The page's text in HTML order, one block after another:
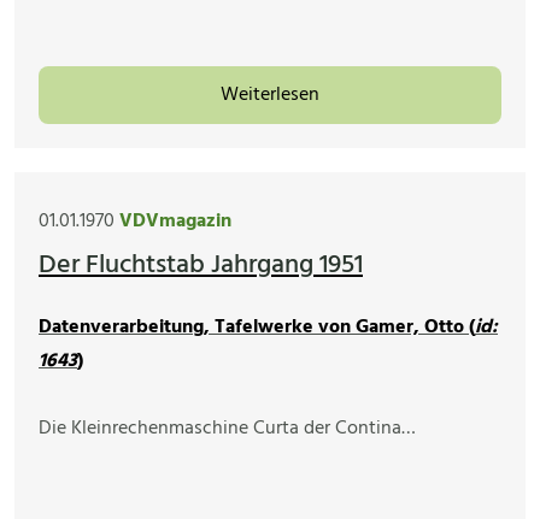
Weiterlesen
01.01.1970VDVmagazin
Der Fluchtstab Jahrgang 1951
Datenverarbeitung, Tafelwerke von Gamer, Otto (id:
1643)
Die Kleinrechenmaschine Curta der Contina…